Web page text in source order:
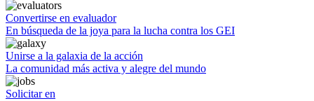
Convertirse en evaluador
En búsqueda de la joya para la lucha contra los GEI
Unirse a la galaxia de la acción
La comunidad más activa y alegre del mundo
Solicitar en